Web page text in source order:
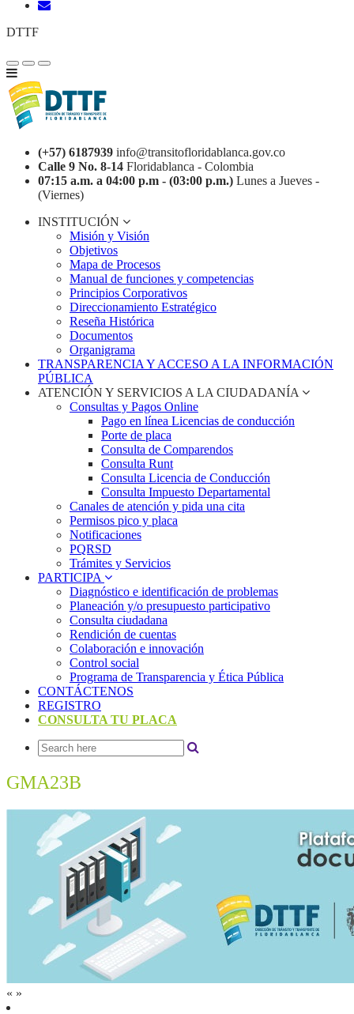
DTTF
(+57) 6187939 info@transitofloridablanca.gov.co
Calle 9 No. 8-14 Floridablanca - Colombia
07:15 a.m. a 04:00 p.m - (03:00 p.m.) Lunes a Jueves -
(Viernes)
INSTITUCIÓN
Misión y Visión
Objetivos
Mapa de Procesos
Manual de funciones y competencias
Principios Corporativos
Direccionamiento Estratégico
Reseña Histórica
Documentos
Organigrama
TRANSPARENCIA Y ACCESO A LA INFORMACIÓN
PÚBLICA
ATENCIÓN Y SERVICIOS A LA CIUDADANÍA
Consultas y Pagos Online
Pago en línea Licencias de conducción
Porte de placa
Consulta de Comparendos
Consulta Runt
Consulta Licencia de Conducción
Consulta Impuesto Departamental
Canales de atención y pida una cita
Permisos pico y placa
Notificaciones
PQRSD
Trámites y Servicios
PARTICIPA
Diagnóstico e identificación de problemas
Planeación y/o presupuesto participativo​
Consulta ciudadana
Rendición de cuentas
Colaboración e innovación
Control social
Programa de Transparencia y Ética Pública
CONTÁCTENOS
REGISTRO
CONSULTA TU PLACA
GMA23B
« »